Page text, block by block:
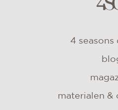
4
materialen &